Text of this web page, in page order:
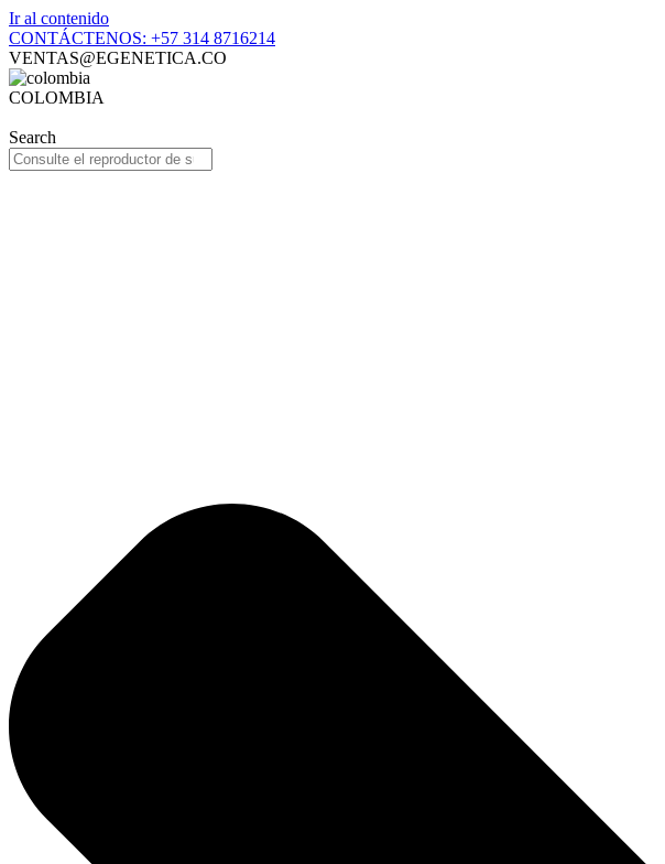
Ir al contenido
CONTÁCTENOS: +57 314 8716214
VENTAS@EGENETICA.CO
COLOMBIA
Search